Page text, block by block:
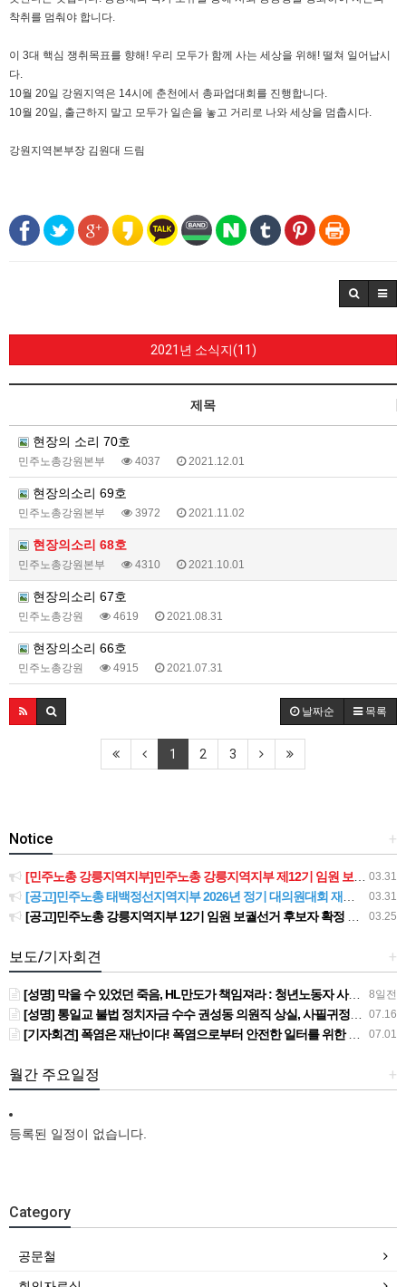
착취를 멈춰야 합니다.
이 3대 핵심 쟁취목표를 향해! 우리 모두가 함께 사는 세상을 위해! 떨쳐 일어납시
다.
10월 20일 강원지역은 14시에 춘천에서 총파업대회를 진행합니다.
10월 20일, 출근하지 말고 모두가 일손을 놓고 거리로 나와 세상을 멈춥시다.
강원지역본부장 김원대 드림
2021년 소식지(11)
제목
현장의 소리 70호
민주노총강원본부 4037 2021.12.01
현장의소리 69호
민주노총강원본부 3972 2021.11.02
현장의소리 68호
민주노총강원본부 4310 2021.10.01
현장의소리 67호
민주노총강원 4619 2021.08.31
현장의소리 66호
민주노총강원 4915 2021.07.31
날짜순 목록
1 2 3
+
Notice
03.31
[민주노총 강릉지역지부]민주노총 강릉지역지부 제12기 임원 보궐선거결과 공고
03.31
[공고]민주노총 태백정선지역지부 2026년 정기 대의원대회 재소집 건
03.25
[공고]민주노총 강릉지역지부 12기 임원 보궐선거 후보자 확정 공고
+
보도/기자회견
8일전
[성명] 막을 수 있었던 죽음, HL만도가 책임져라 : 청년노동자 사망사고의 철저한 진상규명과 재발방지 대책 마련하라
07.16
[성명] 통일교 불법 정치자금 수수 권성동 의원직 상실, 사필귀정이다
07.01
[기자회견] 폭염은 재난이다! 폭염으로부터 안전한 일터를 위한 민주노총 강원지역본부 폭염감시단 선포 기자회견
+
월간 주요일정
등록된 일정이 없습니다.
Category
공문철